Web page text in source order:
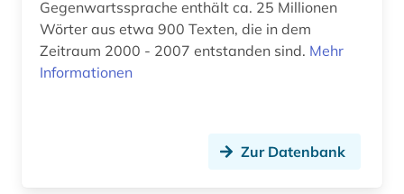
Gegenwartssprache enthält ca. 25 Millionen
Wörter aus etwa 900 Texten, die in dem
Zeitraum 2000 - 2007 entstanden sind. Mehr
Informationen
Zur Datenbank